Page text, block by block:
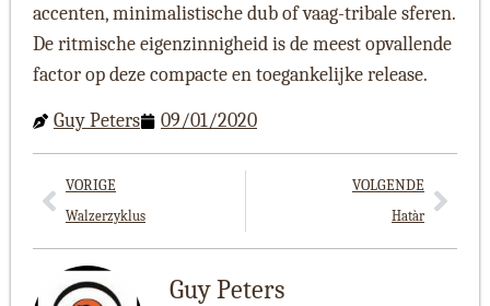
accenten, minimalistische dub of vaag-tribale sferen.
De ritmische eigenzinnigheid is de meest opvallende
factor op deze compacte en toegankelijke release.
Guy Peters 09/01/2020
VORIGE
Walzerzyklus
VOLGENDE
Hatàr
Guy Peters